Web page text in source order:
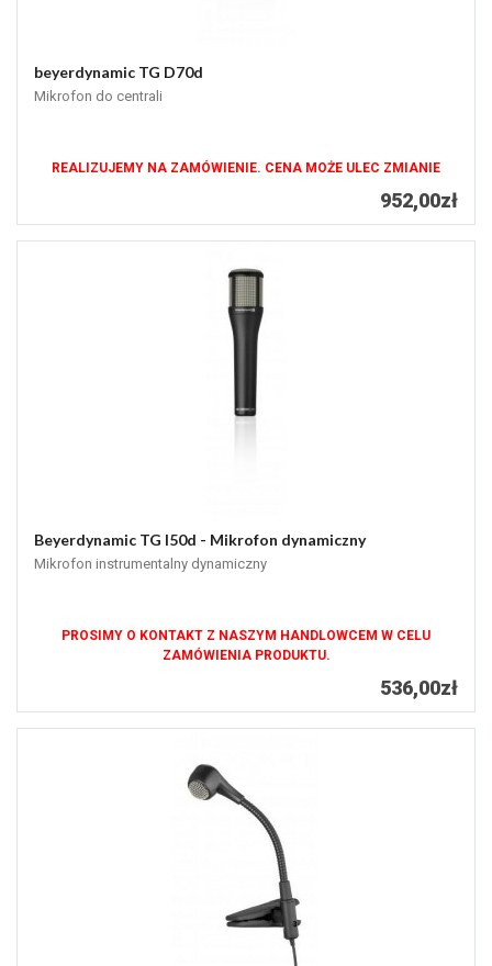
beyerdynamic TG D70d
Mikrofon do centrali
REALIZUJEMY NA ZAMÓWIENIE. CENA MOŻE ULEC ZMIANIE
952,00zł
Beyerdynamic TG I50d - Mikrofon dynamiczny
Mikrofon instrumentalny dynamiczny
PROSIMY O KONTAKT Z NASZYM HANDLOWCEM W CELU
ZAMÓWIENIA PRODUKTU.
536,00zł